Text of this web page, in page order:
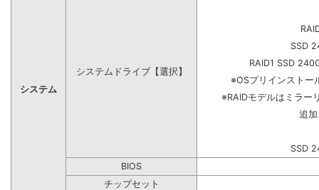
システム
システムドライブ【選択】
SSD
RAID1 SSD
※OSプリインストー
※RAIDモデルはミラー
追
SSD
BIOS
チップセット